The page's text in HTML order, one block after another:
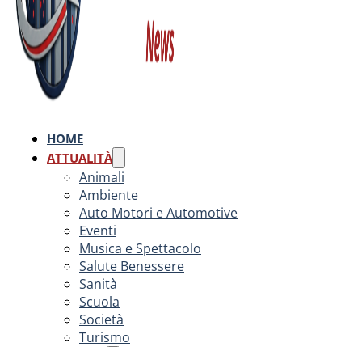
HOME
ATTUALITÀ
Animali
Ambiente
Auto Motori e Automotive
Eventi
Musica e Spettacolo
Salute Benessere
Sanità
Scuola
Società
Turismo